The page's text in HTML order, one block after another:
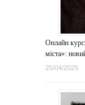
Онлайн
міста»:
25/04/2025